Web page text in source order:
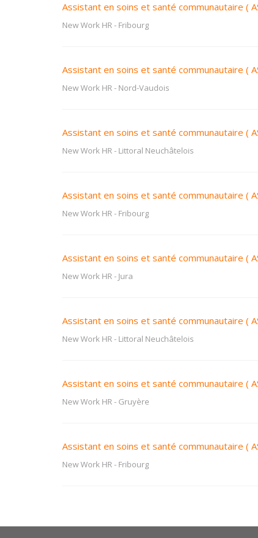
Assistant en soins et santé communautaire (
New Work HR- Fribourg
Assistant en soins et santé communautaire (
New Work HR- Nord-Vaudois
Assistant en soins et santé communautaire (
New Work HR- Littoral Neuchâtelois
Assistant en soins et santé communautaire (
New Work HR- Fribourg
Assistant en soins et santé communautaire (
New Work HR- Jura
Assistant en soins et santé communautaire (
New Work HR- Littoral Neuchâtelois
Assistant en soins et santé communautaire (
New Work HR- Gruyère
Assistant en soins et santé communautaire (
New Work HR- Fribourg